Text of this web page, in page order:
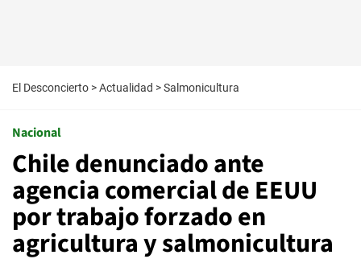
El Desconcierto >Actualidad >Salmonicultura
Nacional
Chile denunciado ante
agencia comercial de EEUU
por trabajo forzado en
agricultura y salmonicultura